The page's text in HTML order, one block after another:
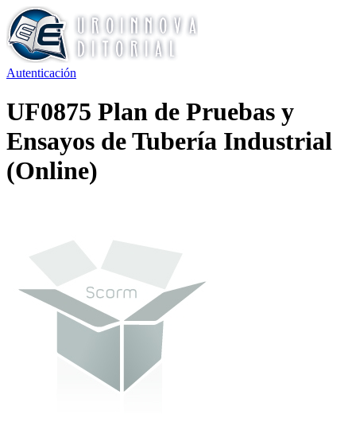
Autenticación
UF0875 Plan de Pruebas y
Ensayos de Tubería Industrial
(Online)